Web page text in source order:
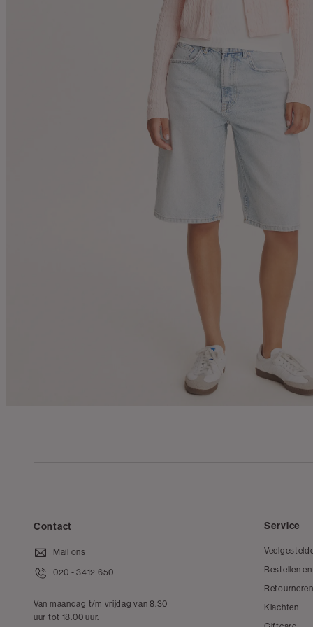
Contact
Mail ons
020 - 3412 650
Van maandag t/m vrijdag van 8.30
uur tot 18.00 uur.
Service
Bestellen
Klachten